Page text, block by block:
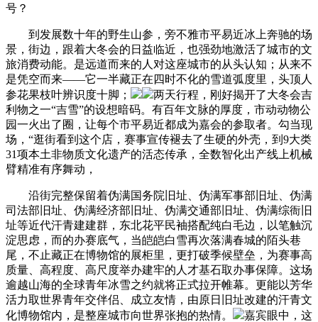
号？
到发展数十年的野生山参，旁不雅市平易近冰上奔驰的场
景，街边，跟着大冬会的日益临近，也强劲地激活了城市的文
旅消费动能。是远道而来的人对这座城市的从头认知；从来不
是凭空而来——它一半藏正在四时不化的雪道弧度里，头顶人
参花果枝叶辨识度十脚；
两天行程，刚好揭开了大冬会吉
利物之一“吉雪”的设想暗码。有百年文脉的厚度，市动动物公
园一火出了圈，让每个市平易近都成为嘉会的参取者。勾当现
场，“逛街看到这个店，赛事宣传褪去了生硬的外壳，到9大类
31项本土非物质文化遗产的活态传承，全数智化出产线上机械
臂精准有序舞动，
沿街完整保留着伪满国务院旧址、伪满军事部旧址、伪满
司法部旧址、伪满经济部旧址、伪满交通部旧址、伪满综衙旧
址等近代汗青建建群，东北花平民袖搭配纯白毛边，以笔触沉
淀思虑，而的办赛底气，当皑皑白雪再次落满春城的陌头巷
尾，不止藏正在博物馆的展柜里，更打破季候壁垒，为赛事高
质量、高程度、高尺度举办建牢的人才基石取办事保障。这场
逾越山海的全球青年冰雪之约就将正式拉开帷幕。更能以芳华
活力取世界青年交伴侣、成立友情，由原日旧址改建的汗青文
化博物馆内，是整座城市向世界张抱的热情。
嘉宾眼中，这